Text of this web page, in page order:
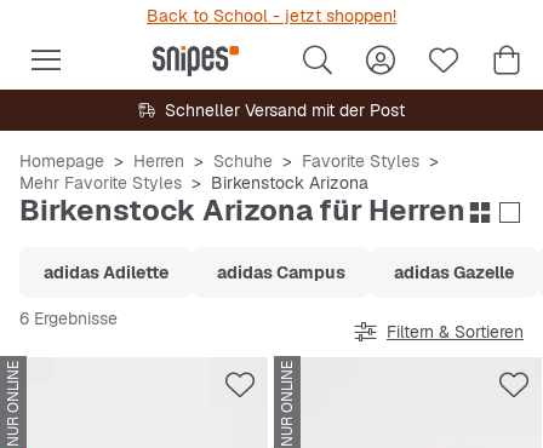
Back to School - jetzt shoppen!
Schneller Versand mit der Post
Homepage Herren Schuhe
Favorite Styles
Mehr Favorite Styles
Birkenstock Arizona
Birkenstock Arizona für Herren
adidas Adilette adidas Campus adidas Gazelle
6 Ergebnisse
Filtern & Sortieren
NUR ONLINE NUR ONLINE